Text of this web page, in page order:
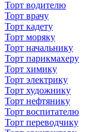
Торт водителю
Торт врачу
Торт кадету
Торт моряку
Торт начальнику
Торт парикмахеру
Торт химику
Торт электрику
Торт художнику
Торт нефтянику
Торт воспитателю
Торт переводчику